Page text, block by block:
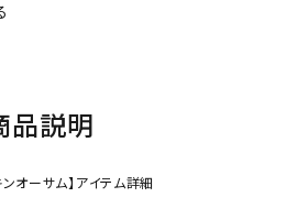
品説明
オーサム】アイテム詳細